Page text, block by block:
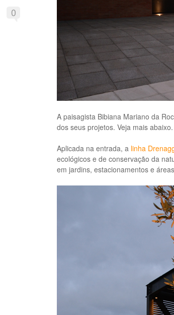
0
A paisagista Bibiana Mariano da
dos seus projetos. Veja mais abaixo.
Aplicada na entrada, a linha
ecológicos e de conservação da
em jardins, estacionamentos e